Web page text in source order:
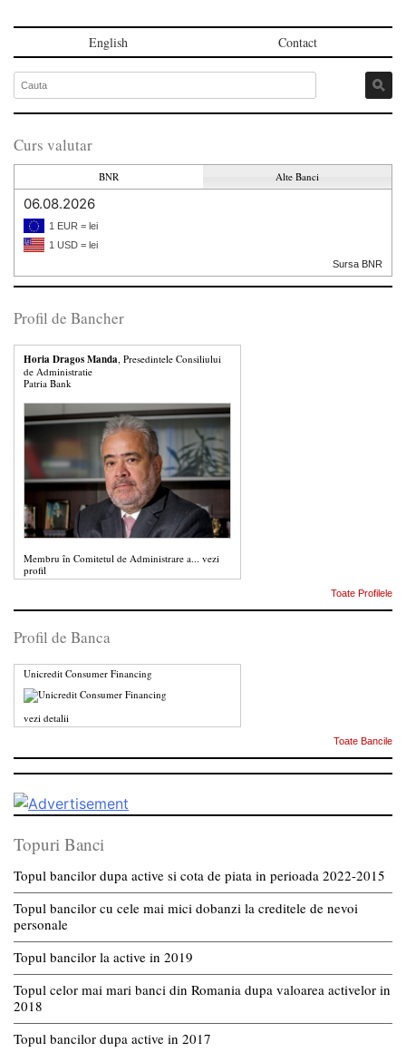
English Contact
Curs valutar
BNR Alte Banci
06.08.2026
1 EUR = lei
1 USD = lei
Sursa BNR
Profil de Bancher
Horia Dragos Manda, Presedintele Consiliului
de Administratie
Patria Bank
Membru în Comitetul de Administrare a... vezi
profil
Toate Profilele
Profil de Banca
Unicredit Consumer Financing
vezi detalii
Toate Bancile
Topuri Banci
Topul bancilor dupa active si cota de piata in perioada 2022-2015
Topul bancilor cu cele mai mici dobanzi la creditele de nevoi
personale
Topul bancilor la active in 2019
Topul celor mai mari banci din Romania dupa valoarea activelor in
2018
Topul bancilor dupa active in 2017